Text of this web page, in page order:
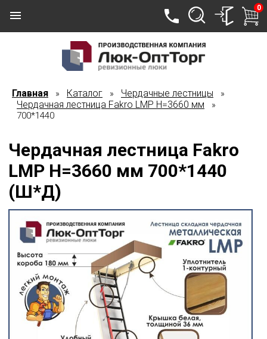
0
Главная » Каталог » Чердачные лестницы »
Чердачная лестница Fakro LMP Н=3660 мм »
700*1440
Чердачная лестница Fakro
LMP Н=3660 мм 700*1440
(Ш*Д)